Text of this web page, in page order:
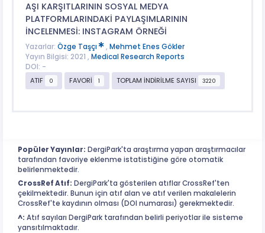
AŞI KARŞITLARININ SOSYAL MEDYA
PLATFORMLARINDAKİ PAYLAŞIMLARININ
İNCELENMESİ: INSTAGRAM ÖRNEĞİ
Yazarlar: Özge Taşçı , Mehmet Enes Gökler
Yayın Bilgisi: 2021 , Medical Research Reports
DOI: -
ATIF
0 FAVORİ 1 TOPLAM İNDİRİLME SAYISI 3220
Popüler Yayınlar: DergiPark'ta araştırma yapan araştırmacılar
tarafından favoriye eklenme istatistiğine göre otomatik
belirlenmektedir.
CrossRef Atıf: DergiPark'ta gösterilen atıflar CrossRef'ten
çekilmektedir. Bunun için atıf alan ve atıf verilen makalelerin
CrossRef'te kaydının olması (DOI numarası) gerekmektedir.
^: Atıf sayıları DergiPark tarafından belirli periyotlar ile sisteme
yansıtılmaktadır.